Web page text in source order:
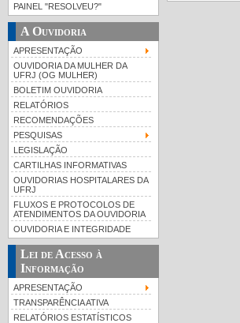
PAINEL "RESOLVEU?"
A Ouvidoria
APRESENTAÇÃO
OUVIDORIA DA MULHER DA
UFRJ (OG MULHER)
BOLETIM OUVIDORIA
RELATÓRIOS
RECOMENDAÇÕES
PESQUISAS
LEGISLAÇÃO
CARTILHAS INFORMATIVAS
OUVIDORIAS HOSPITALARES DA
UFRJ
FLUXOS E PROTOCOLOS DE
ATENDIMENTOS DA OUVIDORIA
OUVIDORIA E INTEGRIDADE
Lei de Acesso à
Informação
APRESENTAÇÃO
TRANSPARÊNCIA ATIVA
RELATÓRIOS ESTATÍSTICOS